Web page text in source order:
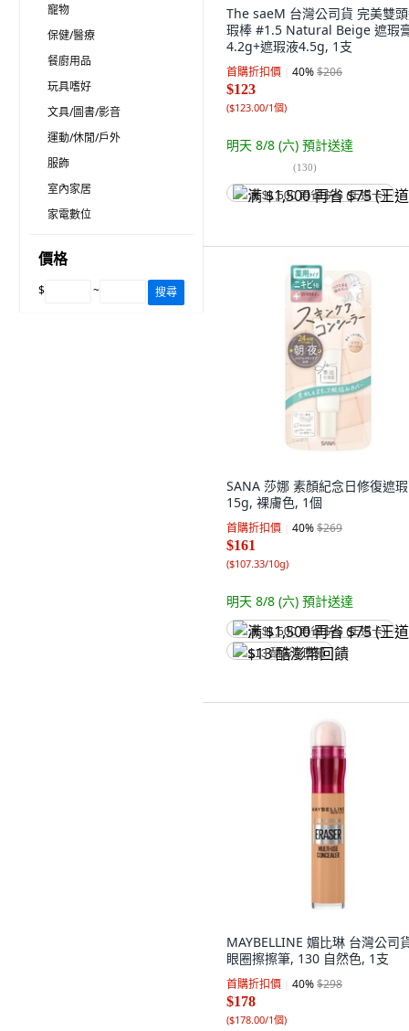
寵物
保健/醫療
餐廚用品
玩具嗜好
文具/圖書/影音
運動/休閒/戶外
服飾
室內家居
家電數位
價格
$ ~ 搜尋
The saeM 台灣公司貨 完美雙
瑕棒 #1.5 Natural Beige 遮瑕
4.2g+遮瑕液4.5g, 1支
首購折扣價 40%$206
$123
($123.00/1個)
明天 8/8 (六) 預計送達
(130)
满 $1,500 再省 $75 (王道卡)
SANA 莎娜 素顏紀念日修復遮
15g, 裸膚色, 1個
首購折扣價 40%$269
$161
($107.33/10g)
明天 8/8 (六) 預計送達
满 $1,500 再省 $75 (王道卡)
$13 酷澎幣回饋
MAYBELLINE 媚比琳 台灣公司
眼圈擦擦筆, 130 自然色, 1支
首購折扣價 40%$298
$178
($178.00/1個)